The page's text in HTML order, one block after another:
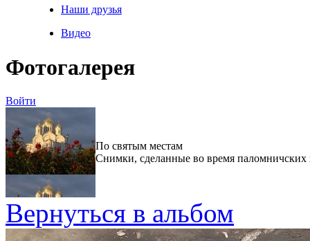
Наши друзья
Видео
Фотогалерея
Войти
По святым местам
Снимки, сделанные во время паломничских
Вернуться в альбом